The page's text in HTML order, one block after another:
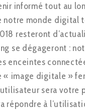
informé tout au
notre monde digital
resteront
se dégageront :
enceintes
« image digitale »
sera votre
répondre à